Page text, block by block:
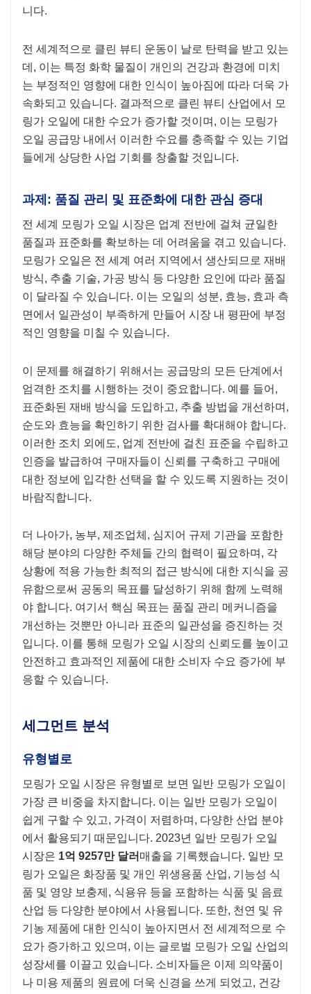
니다.
전 세계적으로 클린 뷰티 운동이 날로 탄력을 받고 있는
데, 이는 특정 화학 물질이 개인의 건강과 환경에 미치
는 부정적인 영향에 대한 인식이 높아짐에 따라 더욱 가
속화되고 있습니다. 결과적으로 클린 뷰티 산업에서 모
링가 오일에 대한 수요가 증가할 것이며, 이는 모링가
오일 공급망 내에서 이러한 수요를 충족할 수 있는 기업
들에게 상당한 사업 기회를 창출할 것입니다.
과제: 품질 관리 및 표준화에 대한 관심 증대
전 세계 모링가 오일 시장은 업계 전반에 걸쳐 균일한
품질과 표준화를 확보하는 데 어려움을 겪고 있습니다.
모링가 오일은 전 세계 여러 지역에서 생산되므로 재배
방식, 추출 기술, 가공 방식 등 다양한 요인에 따라 품질
이 달라질 수 있습니다. 이는 오일의 성분, 효능, 효과 측
면에서 일관성이 부족하게 만들어 시장 내 평판에 부정
적인 영향을 미칠 수 있습니다.
이 문제를 해결하기 위해서는 공급망의 모든 단계에서
엄격한 조치를 시행하는 것이 중요합니다. 예를 들어,
표준화된 재배 방식을 도입하고, 추출 방법을 개선하며,
순도와 효능을 확인하기 위한 검사를 확대해야 합니다.
이러한 조치 외에도, 업계 전반에 걸친 표준을 수립하고
인증을 발급하여 구매자들이 신뢰를 구축하고 구매에
대한 정보에 입각한 선택을 할 수 있도록 지원하는 것이
바람직합니다.
더 나아가, 농부, 제조업체, 심지어 규제 기관을 포함한
해당 분야의 다양한 주체들 간의 협력이 필요하며, 각
상황에 적용 가능한 최적의 접근 방식에 대한 지식을 공
유함으로써 공동의 목표를 달성하기 위해 함께 노력해
야 합니다. 여기서 핵심 목표는 품질 관리 메커니즘을
개선하는 것뿐만 아니라 표준의 일관성을 증진하는 것
입니다. 이를 통해 모링가 오일 시장의 신뢰도를 높이고
안전하고 효과적인 제품에 대한 소비자 수요 증가에 부
응할 수 있습니다.
세그먼트 분석
유형별로
모링가 오일 시장은 유형별로 보면 일반 모링가 오일이
가장 큰 비중을 차지합니다. 이는 일반 모링가 오일이
쉽게 구할 수 있고, 가격이 저렴하며, 다양한 산업 분야
에서 활용되기 때문입니다. 2023년 일반 모링가 오일
시장은 1억 9257만 달러 매출을 기록했습니다. 일반 모
링가 오일은 화장품 및 개인 위생용품 산업, 기능성 식
품 및 영양 보충제, 식용유 등을 포함하는 식품 및 음료
산업 등 다양한 분야에서 사용됩니다. 또한, 천연 및 유
기농 제품에 대한 인식이 높아지면서 전 세계적으로 수
요가 증가하고 있으며, 이는 글로벌 모링가 오일 산업의
성장세를 이끌고 있습니다. 소비자들은 이제 의약품이
나 미용 제품의 원료에 더욱 신경을 쓰게 되었고, 건강